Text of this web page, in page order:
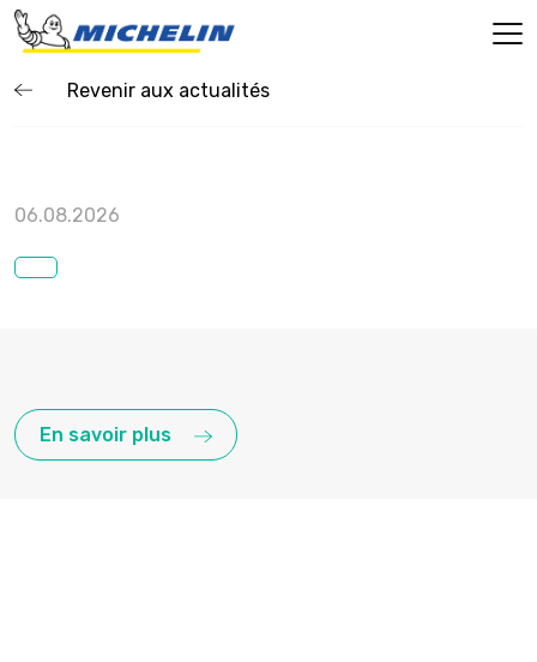
Revenir aux actualités
06.08.2026
En savoir plus